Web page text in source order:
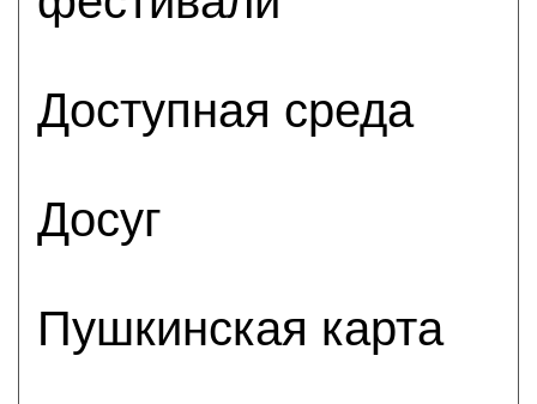
Доступная среда
Досуг
Пушкинская карта